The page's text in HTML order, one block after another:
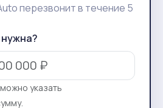
перезвонит в течение 5
указать